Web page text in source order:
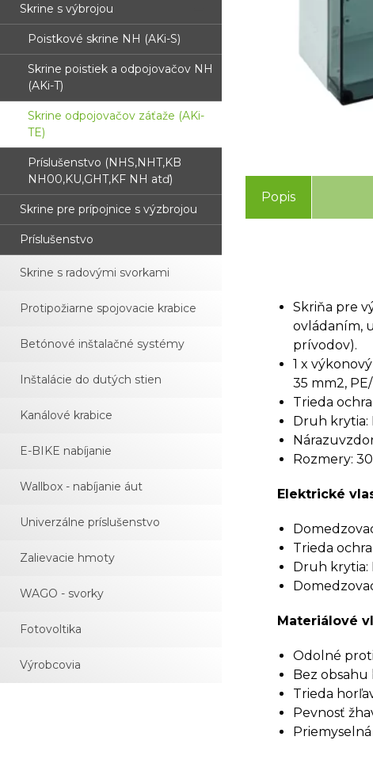
Skrine s výbrojou
Poistkové skrine NH (AKi-S)
Skrine poistiek a odpojovačov NH
(AKi-T)
Skrine odpojovačov záťaže (AKi-
TE)
Príslušenstvo (NHS,NHT,KB
NH00,KU,GHT,KF NH atď)
Skrine pre prípojnice s výzbrojou
Príslušenstvo
Skrine s radovými svorkami
Protipožiarne spojovacie krabice
Betónové inštalačné systémy
Inštalácie do dutých stien
Kanálové krabice
E-BIKE nabíjanie
Wallbox - nabíjanie áut
Univerzálne príslušenstvo
Zalievacie hmoty
WAGO - svorky
Fotovoltika
Výrobcovia
Popis
Skriňa pre
ovládaním,
prívodov).
1 x
35 mm2,
Trieda
Druh krytia:
Rozmery:
Elektrické
Trieda
Druh krytia:
Materiálové
Odolné
Bez obsahu
Trieda
Pevnosť